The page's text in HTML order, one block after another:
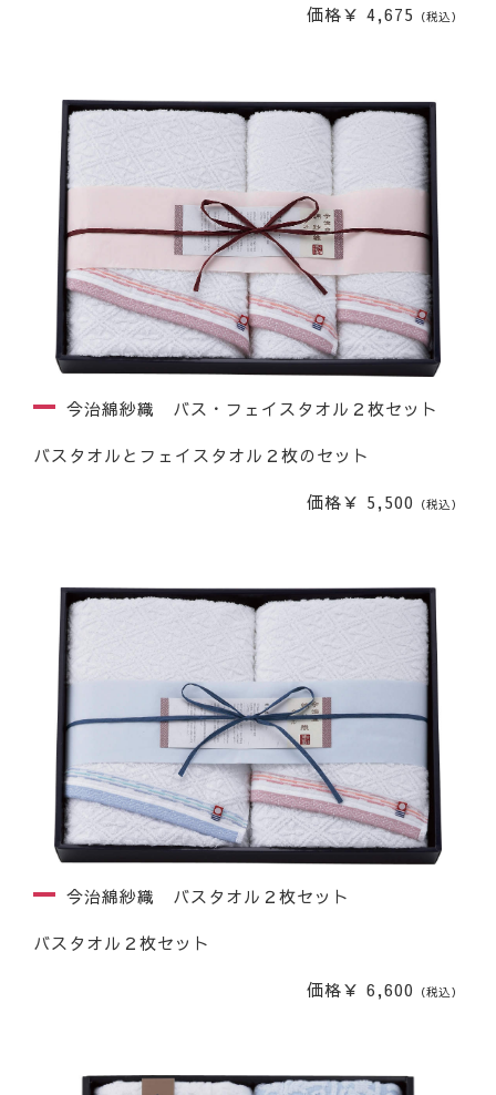
価格￥ 4,675 （税込）
今治綿紗織 バス・フェイスタオル２枚セット
バスタオルとフェイスタオル２枚のセット
価格￥ 5,500 （税込）
今治綿紗織 バスタオル２枚セット
バスタオル２枚セット
価格￥ 6,600 （税込）